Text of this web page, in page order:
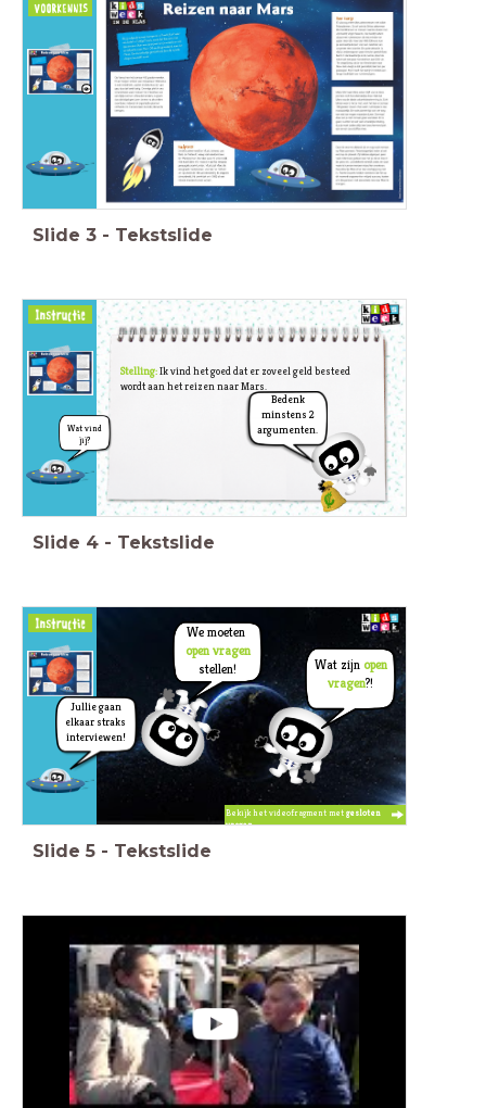
Wat zal de
stelling
vandaag
worden?
Weet jij nog
waar de tekst
over ging?
Pak je aantekeningen van de vorige
les erbij.
Slide 3 - Tekstslide
Stelling:Ik vind het goed dat er zoveel geld besteed
wordt aan het reizen naar Mars.
Bedenk
minstens 2
argumenten.
Wat vind
jij?
Slide 4 - Tekstslide
Wat zijn open
vragen?!
We moeten
open vragen
stellen!
Bekijk het videofragment metgesloten
vragen
Jullie gaan
elkaar straks
interviewen!
Slide 5 - Tekstslide